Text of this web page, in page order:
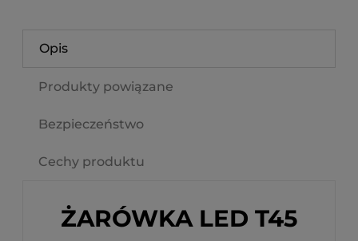
Opis
Produkty powiązane
Bezpieczeństwo
Cechy produktu
ŻARÓWKA LED T45